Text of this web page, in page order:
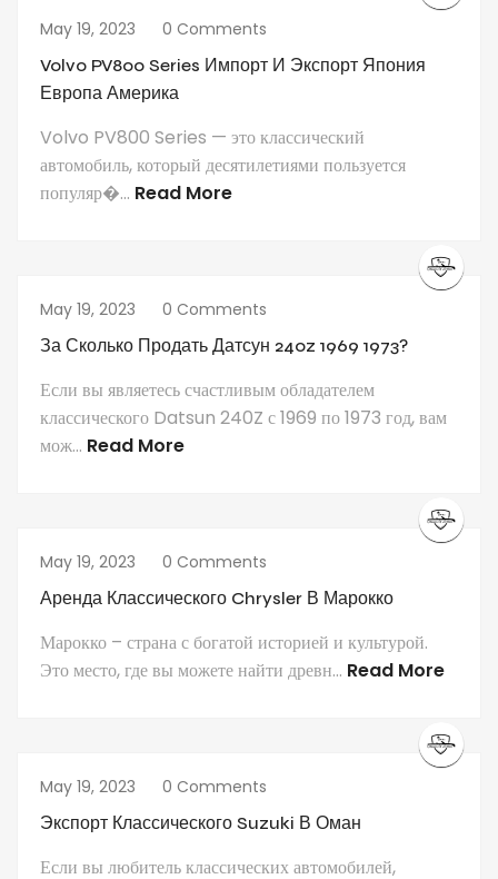
May 19, 2023 0 Comments
Volvo PV800 Series Импорт И Экспорт Япония
Европа Америка
Volvo PV800 Series — это классический
автомобиль, который десятилетиями пользуется
популяр�... Read More
May 19, 2023 0 Comments
За Сколько Продать Датсун 240z 1969 1973?
Если вы являетесь счастливым обладателем
классического Datsun 240Z с 1969 по 1973 год, вам
мож... Read More
May 19, 2023 0 Comments
Аренда Классического Chrysler В Марокко
Марокко – страна с богатой историей и культурой.
Это место, где вы можете найти древн... Read More
May 19, 2023 0 Comments
Экспорт Классического Suzuki В Оман
Если вы любитель классических автомобилей,